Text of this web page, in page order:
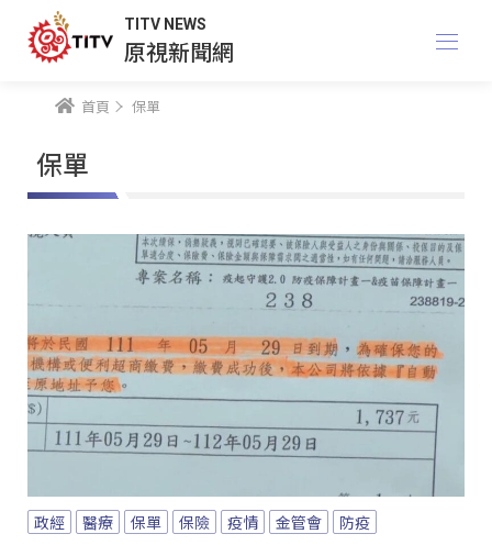
TITV NEWS
原視新聞網
首頁 保單
保單
政經 醫療 保單 保險 疫情 金管會 防疫